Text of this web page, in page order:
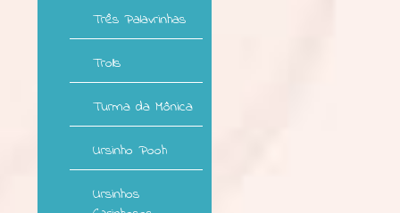
Três Palavrinhas
Trolls
Turma da Mônica
Ursinho Pooh
Ursinhos